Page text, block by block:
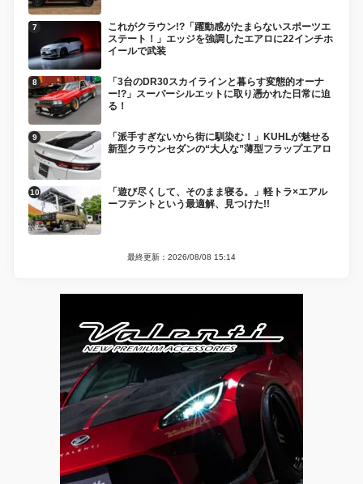
これがクラウン!?「躍動感がたまらないスポーツエ
ステート！」エッジを強調したエアロに22インチホ
イールで武装
「3台のDR30スカイラインと暮らす変態的オーナ
ー!?」スーパーシルエットに取り憑かれた日常に迫
る！
「派手すぎないから街に馴染む！」KUHLが魅せる
新型クラウンセダンの“大人な”薄型フラップエアロ
「遊び尽くして、そのまま寝る。」軽トラ×エアル
ーフテントという最適解、見つけた!!
最終更新：2026/08/08 15:14